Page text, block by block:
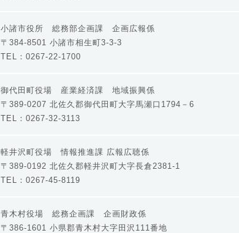
小諸市役所 総務部企画課 企画広報係
〒384-8501 小諸市相生町3-3-3
TEL：0267-22-1700
御代田町役場 産業経済課 地域振興係
〒389-0207 北佐久郡御代田町大字馬瀬口1794－6
TEL：0267-32-3113
軽井沢町役場 情報推進課 広報広聴係
〒389-0192 北佐久郡軽井沢町大字長倉2381-1
TEL：0267-45-8119
青木村役場 総務企画課 企画財政係
〒386-1601 小県郡青木村大字田沢111番地